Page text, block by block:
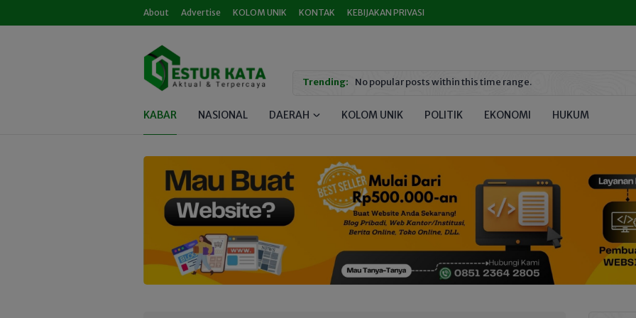
About Advertise KOLOM UNIK KONTAK KEBIJAKAN PRIVASI
Trending: No popular posts within this time range.
KABAR NASIONAL DAERAH KOLOM UNIK POLITIK EKONOMI HUKUM